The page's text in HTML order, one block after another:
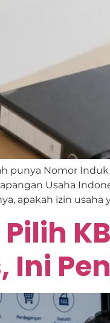
punya Nomor
Usaha
apakah izin
Ini